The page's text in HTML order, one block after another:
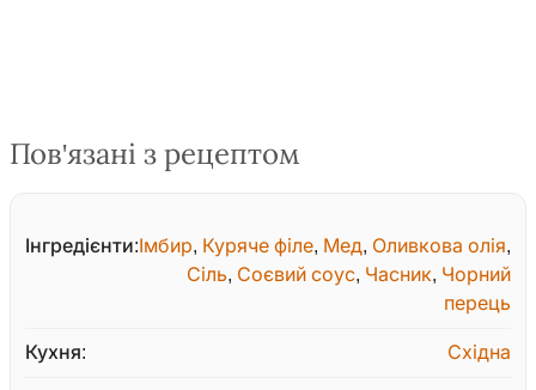
Пов'язані з рецептом
Інгредієнти:Імбир, Куряче філе, Мед, Оливкова олія,
Сіль, Соєвий соус, Часник, Чорний
перець
Кухня: Східна